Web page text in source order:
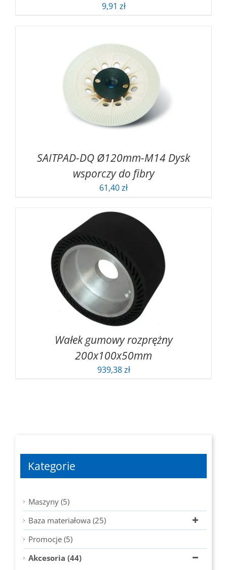
9,91 zł
SAITPAD-DQ Ø120mm-M14 Dysk
wsporczy do fibry
61,40zł
Wałek gumowy rozprężny
200x100x50mm
939,38zł
Kategorie
Maszyny (5)
Baza materiałowa (25)
Promocje (5)
Akcesoria (44)